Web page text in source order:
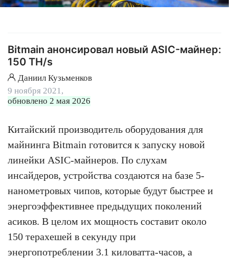
Bitmain анонсировал новый ASIC-майнер:
150 TH/s
Даниил Кузьменков
9 ноября 2021,
обновлено 2 мая 2026
Китайский производитель оборудования для
майнинга Bitmain готовится к запуску новой
линейки ASIC-майнеров. По слухам
инсайдеров, устройства создаются на базе 5-
нанометровых чипов, которые будут быстрее и
энергоэффективнее предыдущих поколений
асиков. В целом их мощность составит около
150 терахешей в секунду при
энергопотреблении 3.1 киловатта-часов, а